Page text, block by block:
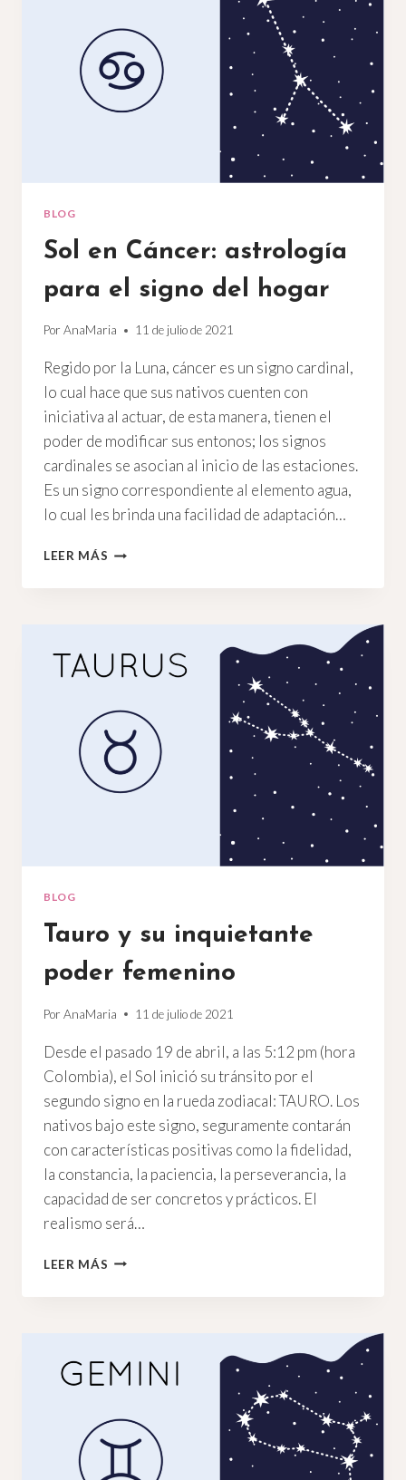
POSITIVOS
DE
UN
CAPRICORNIO
BLOG
Sol en Cáncer: astrología
para el signo del hogar
Por AnaMaria 11 de julio de 2021
Regido por la Luna, cáncer es un signo cardinal,
lo cual hace que sus nativos cuenten con
iniciativa al actuar, de esta manera, tienen el
poder de modificar sus entonos; los signos
cardinales se asocian al inicio de las estaciones.
Es un signo correspondiente al elemento agua,
lo cual les brinda una facilidad de adaptación…
LEER MÁS SOL
SIGNO
BLOG
Tauro y su inquietante
poder femenino
Por AnaMaria 11 de julio de 2021
Desde el pasado 19 de abril, a las 5:12 pm (hora
Colombia), el Sol inició su tránsito por el
segundo signo en la rueda zodiacal: TAURO. Los
nativos bajo este signo, seguramente contarán
con características positivas como la fidelidad,
la constancia, la paciencia, la perseverancia, la
capacidad de ser concretos y prácticos. El
realismo será…
LEER MÁS TAURO